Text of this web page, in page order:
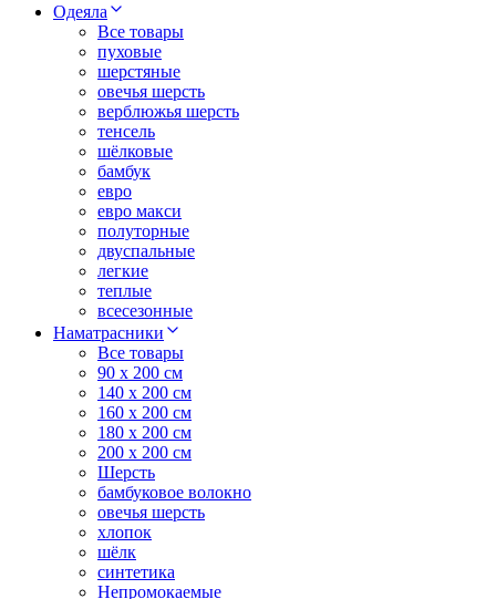
Одеяла
Все товары
пуховые
шерстяные
овечья шерсть
верблюжья шерсть
тенсель
шёлковые
бамбук
евро
евро макси
полуторные
двуспальные
легкие
теплые
всесезонные
Наматрасники
Все товары
90 x 200 см
140 x 200 см
160 x 200 см
180 x 200 см
200 x 200 см
Шерсть
бамбуковое волокно
овечья шерсть
хлопок
шёлк
синтетика
Непромокаемые